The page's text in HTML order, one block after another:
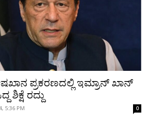
ಪ್ರಕರಣದಲ್ಲಿ ಇಮ್ರಾನ್ ಖಾನ್
ಶಿಕ್ಷೆ ರದ್ದು
5:36 PM 0